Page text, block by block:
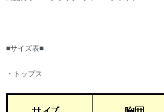
■サイズ表■
・トップス